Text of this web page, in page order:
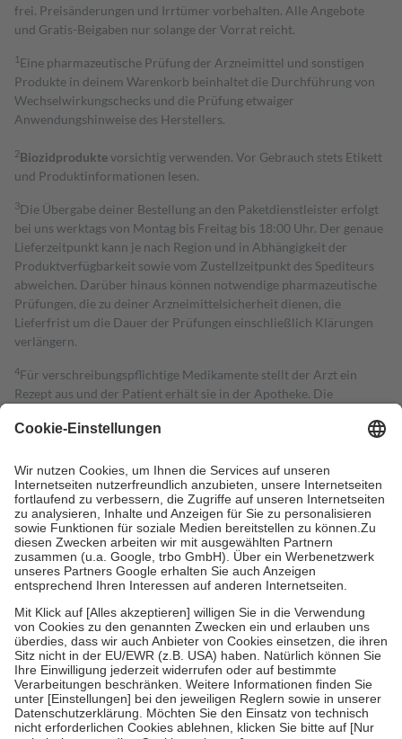
frei. Preisänderungen und Irrtümer vorbehalten. Alle Angebote
und Gratis-Beigaben nur solange der Vorrat reicht.
1 Eine pharmazeutische Prüfung der Arzneimittel und sonstigen
Produkte in deinem Warenkorb beinhaltet die Durchführung von
Wechselwirkungschecks und die Prüfung etwaiger
Anwendungshinweise des Herstellers.
2Biozidproduktevorsichtig verwenden. Vor Gebrauch stets Etikett
und Produktinformationen lesen.
3Die Übergabe deiner Bestellung an den Paketdienstleister erfolgt
bei uns werktags von Montag bis Freitag bis 18:00 Uhr. Der genaue
Lieferzeitpunkt kann je nach Region und in Abhängigkeit der
Produktverfügbarkeit sowie vom Zustellzeitpunkt des Spediteurs
abweichen. Darüber hinaus können notwendige pharmazeutische
Prüfungen, die zu deiner Arzneimittelsicherheit dienen, die
Lieferfrist um die Dauer der Prüfungen einschließlich Klärungen
verlängern.
4Für verschreibungspflichtige Medikamente stellt der Arzt ein
Rezept aus und der Patient erhält sie in der Apotheke. Die
Kosten dafür, der Versicherte trägt einen Teil davon als Zuzahlung
Grundsätzlich leisten Mitglieder Zuzahlungen in Höhe von zehn
Prozent des Abgabepreises,mindestensjedochfünf Euround
höchstens zehn Euro.Es sind jedoch nie mehr als die tatsächlichen
Kosten der Leistung zu entrichten.
Diese Regeln gelten grundsätzlich auch für Online-Apotheken.
Bei Heilmitteln und häuslicher Krankenpflege beträgt die
Zuzahlung zehn Prozent der Kosten sowie zehn Euro je
Um das Engagement der Versicherten für ihre eigene Gesundheit zu
stärken und die besondere Stellung der Familie zu unterstützen,
fallenkeine Zuzahlungen an bei:
• Kindern und Jugendlichen bis zum vollendeten 18. Lebensjahr
mit Ausnahme der Fahrkosten
• Untersuchungen zur Vorsorge und Früherkennung, die von der
GKV getragen werden